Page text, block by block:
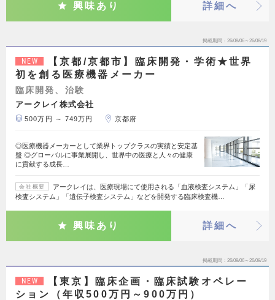
興味あり 詳細へ
掲載期間 26/08/06～26/08/19
NEW
【京都/京都市】臨床開発・学術★世界
初を創る医療機器メーカー
臨床開発、治験
アークレイ株式会社
500万円 ～ 749万円 京都府
◎医療機器メーカーとして業界トップクラスの実績と安定基
盤 ◎グローバルに事業展開し、世界中の医療と人々の健康
に貢献する成長…
会社概要
アークレイは、医療現場にて使用される「血液検査システム」「尿
検査システム」「遺伝子検査システム」などを開発する臨床検査機…
興味あり 詳細へ
掲載期間 26/08/06～26/08/19
NEW
【東京】臨床企画・臨床試験オペレー
ション（年収500万円～900万円）